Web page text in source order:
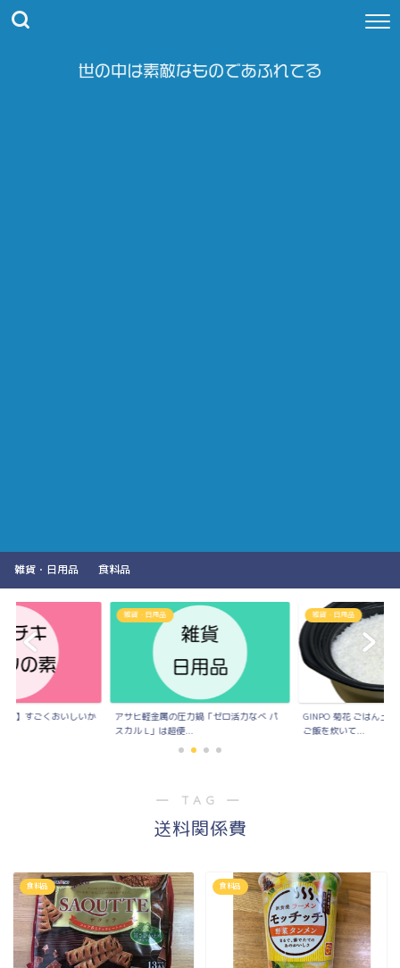
雑貨・日用品 食料品
素】すごくおいしいか
雑貨・日用品
アサヒ軽金属の圧力鍋「ゼロ活力なべ パ
スカル L」は超便...
雑貨・日用品
GINPO 菊花 ごはん土
ご飯を炊いて...
― TAG ―
送料関係費
食料品 食料品